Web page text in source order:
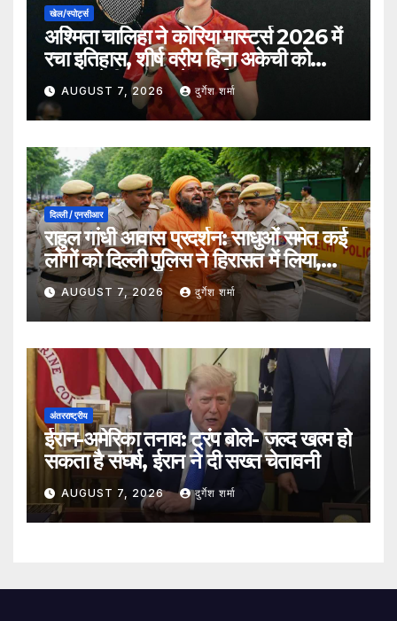
खेल/स्पोर्ट्स
अश्मिता चालिहा ने कोरिया मास्टर्स 2026 में
रचा इतिहास, शीर्ष वरीय हिना अकेची को
हराकर सेमीफाइनल में बनाई जगह
AUGUST 7, 2026 दुर्गेश शर्मा
दिल्ली / एनसीआर
राहुल गांधी आवास प्रदर्शन: साधुओं समेत कई
लोगों को दिल्ली पुलिस ने हिरासत में लिया,
सुरक्षा व्यवस्था कड़ी
AUGUST 7, 2026 दुर्गेश शर्मा
अंतरराष्ट्रीय
ईरान-अमेरिका तनाव: ट्रंप बोले- जल्द खत्म हो
सकता है संघर्ष, ईरान ने दी सख्त चेतावनी
AUGUST 7, 2026 दुर्गेश शर्मा